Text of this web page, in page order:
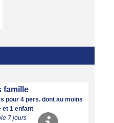
famille
pour 4 pers. dont au moins
et 1 enfant
7 jours